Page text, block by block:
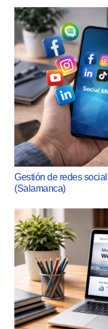
Gestión de redes
(Salamanca)